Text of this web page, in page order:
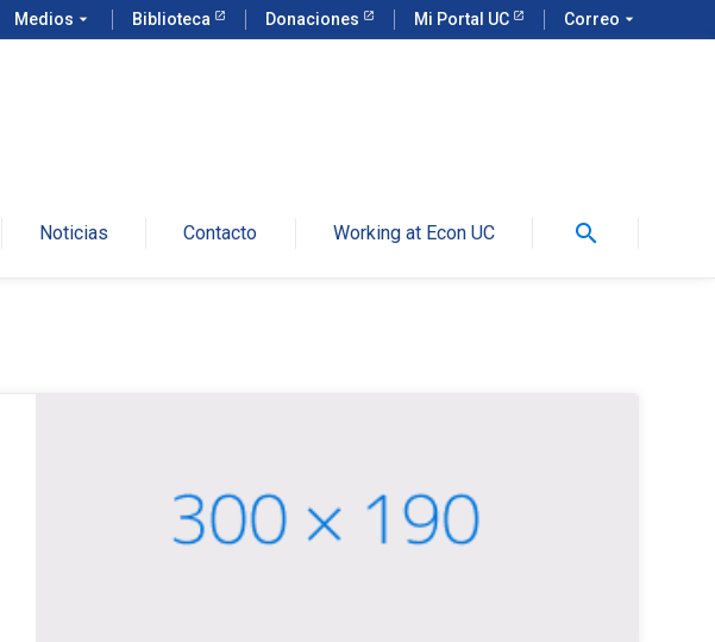
Medios arrow_drop_down Biblioteca Donaciones Mi Portal UC Correo arrow_drop_down
Noticias Contacto Working at Econ UC search